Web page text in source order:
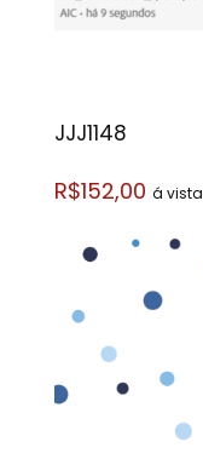
JJJ1148
R$152,00 á vista